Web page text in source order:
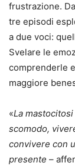
frustrazione.
tre episodi
a due voci:
Svelare le
comprenderle
maggiore
«La
scomodo,
convivere con
presente –